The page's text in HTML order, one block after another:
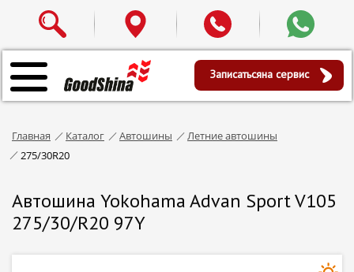
Записатьсяна сервис
Главная Каталог Автошины
Летние автошины
275/30R20
Автошина Yokohama Advan Sport V105
275/30/R20 97Y